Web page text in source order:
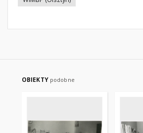
OBIEKTY podobne